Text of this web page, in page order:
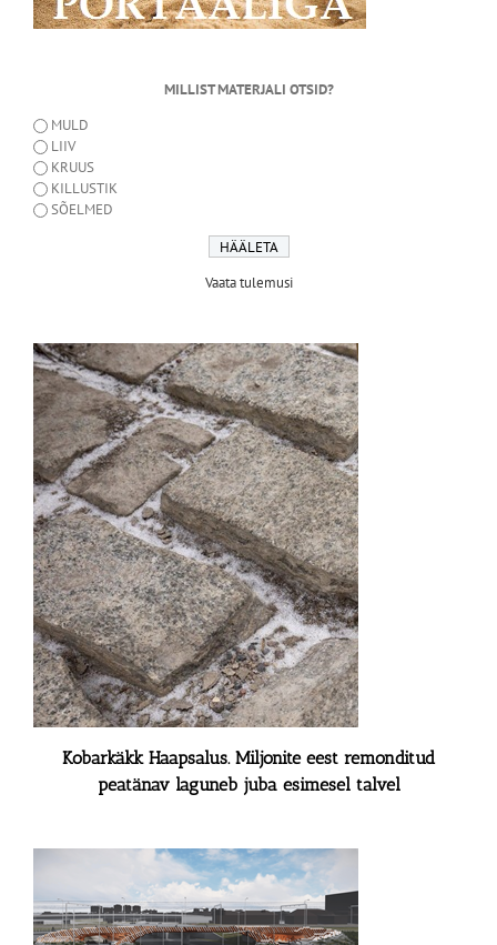
MILLIST MATERJALI OTSID?
MULD
LIIV
KRUUS
KILLUSTIK
SÕELMED
Vaata tulemusi
Kobarkäkk Haapsalus. Miljonite eest remonditud
peatänav laguneb juba esimesel talvel